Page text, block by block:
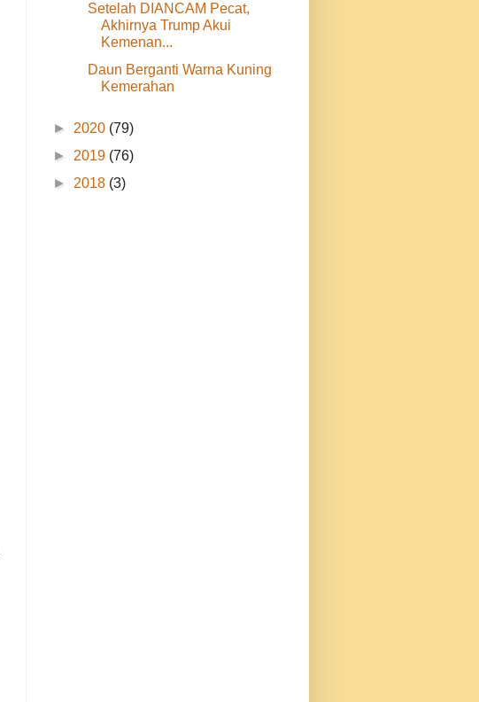
Setelah DIANCAM Pecat,
Akhirnya Trump Akui
Kemenan...
Daun Berganti Warna Kuning
Kemerahan
► 2020 (79)
► 2019 (76)
► 2018 (3)